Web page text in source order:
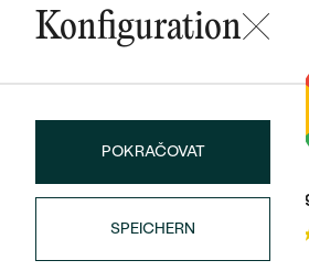
Wave
Konfiguration
POKRAČOVAT
SPEICHERN
Trusted shop Bewertungen